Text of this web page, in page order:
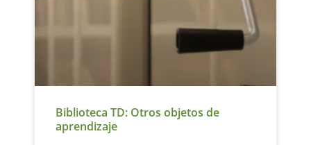
Biblioteca TD: Otros objetos de
aprendizaje